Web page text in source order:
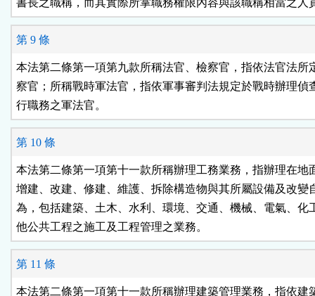
書長之職稱，而其實際所掌職務權限內容與該職稱相當之人
第 9 條
本法第二條第一項第九款所稱法官、檢察官，指依法官法所
察官；所稱戰時軍法官，指依軍事審判法規定於戰時辦理偵
行職務之軍法官。
第 10 條
本法第二條第一項第十一款所稱辦理工務業務，指辦理在地
增建、改建、修建、維護、拆除構造物與其所屬設備及改變
為，包括建築、土木、水利、環境、交通、機械、電氣、化
他公共工程之施工及工程管理之業務。
第 11 條
本法第二條第一項第十一款所稱辦理建築管理業務，指依建